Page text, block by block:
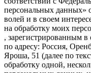
персональных данных»
волей и в своем
на обработку моих
, зарегистрированным в
по адресу: Россия,
Яроша, 51 (далее по
обработку одной,